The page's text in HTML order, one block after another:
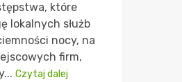
które
lokalnych służb
nocy, na
firm,
Czytaj dalej